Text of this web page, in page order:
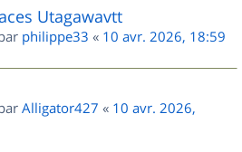
Utagawavtt
philippe33 « 10 avr. 2026, 18:59
Alligator427 « 10 avr. 2026,